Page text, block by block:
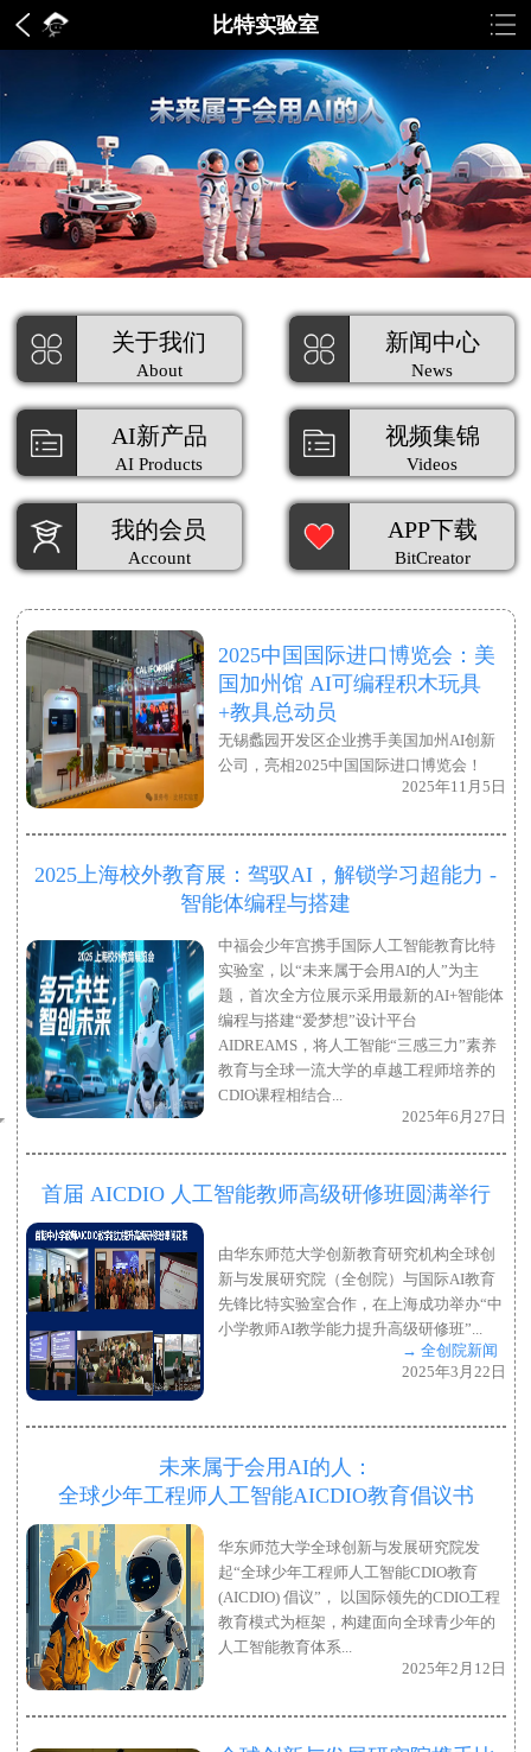
比特实验室
关于我们
About
新闻中心
News
AI新产品
AI Products
视频集锦
Videos
我的会员
Account
APP下载
BitCreator
2025中国国际进口博览会：美
国加州馆 AI可编程积木玩具
+教具总动员
无锡蠡园开发区企业携手美国加州AI创新
公司，亮相2025中国国际进口博览会！
2025年11月5日
2025上海校外教育展：驾驭AI，解锁学习超能力 -
智能体编程与搭建
中福会少年宫携手国际人工智能教育比特
实验室，以“未来属于会用AI的人”为主
题，首次全方位展示采用最新的AI+智能体
编程与搭建“爱梦想”设计平台
AIDREAMS，将人工智能“三感三力”素养
教育与全球一流大学的卓越工程师培养的
CDIO课程相结合...
2025年6月27日
首届 AICDIO 人工智能教师高级研修班圆满举行
由华东师范大学创新教育研究机构全球创
新与发展研究院（全创院）与国际AI教育
先锋比特实验室合作，在上海成功举办“中
小学教师AI教学能力提升高级研修班”...
→ 全创院新闻
2025年3月22日
未来属于会用AI的人：
全球少年工程师人工智能AICDIO教育倡议书
华东师范大学全球创新与发展研究院发
起“全球少年工程师人工智能CDIO教育
(AICDIO) 倡议”， 以国际领先的CDIO工程
教育模式为框架，构建面向全球青少年的
人工智能教育体系...
2025年2月12日